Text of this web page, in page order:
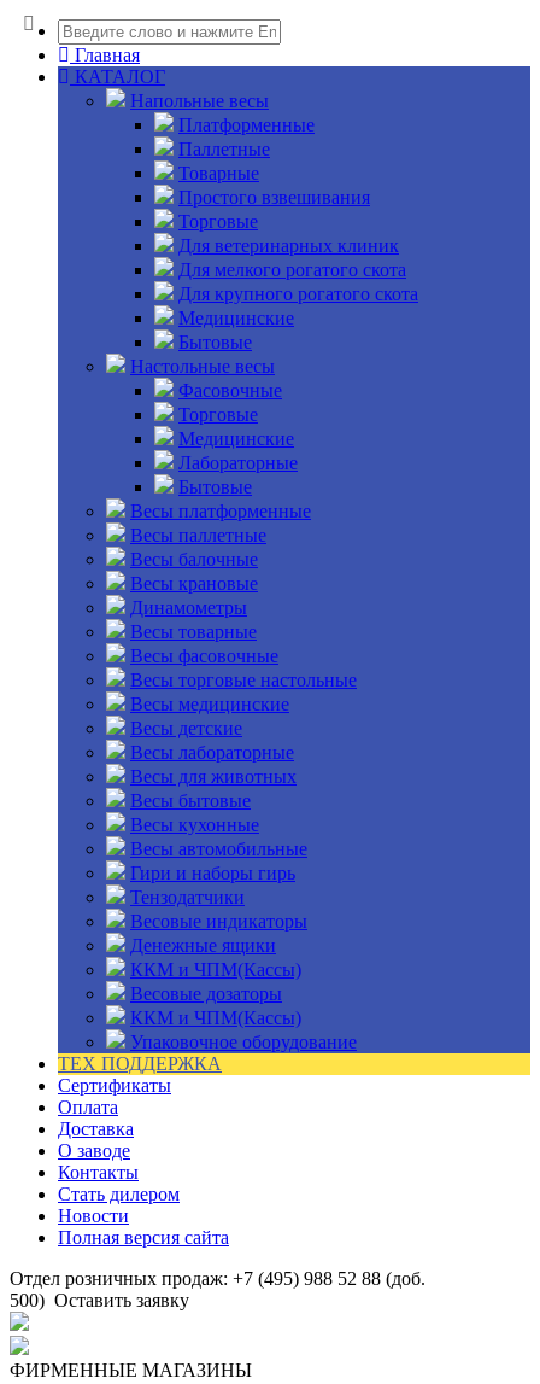
Главная
КАТАЛОГ
Напольные весы
Платформенные
Паллетные
Товарные
Простого взвешивания
Торговые
Для ветеринарных клиник
Для мелкого рогатого скота
Для крупного рогатого скота
Медицинские
Бытовые
Настольные весы
Фасовочные
Торговые
Медицинские
Лабораторные
Бытовые
Весы платформенные
Весы паллетные
Весы балочные
Весы крановые
Динамометры
Весы товарные
Весы фасовочные
Весы торговые настольные
Весы медицинские
Весы детские
Весы лабораторные
Весы для животных
Весы бытовые
Весы кухонные
Весы автомобильные
Гири и наборы гирь
Тензодатчики
Весовые индикаторы
Денежные ящики
ККМ и ЧПМ(Кассы)
Весовые дозаторы
ККМ и ЧПМ(Кассы)
Упаковочное оборудование
ТЕХ ПОДДЕРЖКА
Сертификаты
Оплата
Доставка
О заводе
Контакты
Стать дилером
Новости
Полная версия сайта
Отдел розничных продаж: +7 (495) 988 52 88 (доб.
500) Оставить заявку
ФИРМЕННЫЕ МАГАЗИНЫ